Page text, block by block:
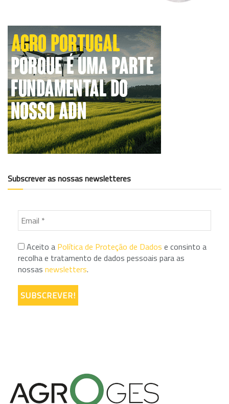
Subscrever as nossas newsletteres
Aceito a Política de Proteção de Dados e consinto a
recolha e tratamento de dados pessoais para as
nossas newsletters.